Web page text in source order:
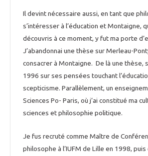
Il devint nécessaire aussi, en tant que
s’intéresser à l’éducation et Montaigne,
découvris à ce moment, y fut ma porte
J’abandonnai une thèse sur Merleau-
consacrer à Montaigne. De là une thèse,
1996 sur ses pensées touchant
scepticisme. Parallèlement, un
Sciences Po- Paris, où j’ai constitué ma
sciences et philosophie politique.
Je fus recruté comme Maître de
philosophe à l’IUFM de Lille en 1998, puis